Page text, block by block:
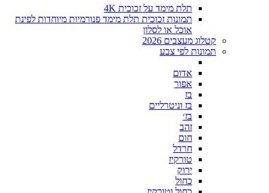
תלת מימד על זכוכית 4K
תמונות זכוכית תלת מימד פנורמיות מיוחדות לפינת
אוכל או לסלון
קטלוג מעצבים 2026
תמונות לפי צבע
אדום
אפור
בז
בז וניטרליים
בז׳
זהב
חום
חרדל
טורקיז
ירוק
כחול